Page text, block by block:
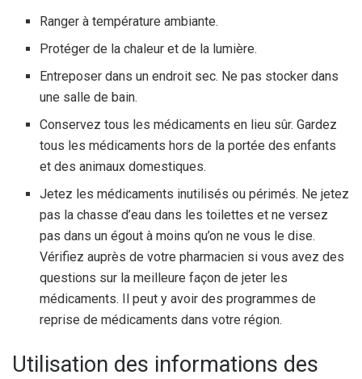
Ranger à température ambiante.
Protéger de la chaleur et de la lumière.
Entreposer dans un endroit sec. Ne pas stocker dans
une salle de bain.
Conservez tous les médicaments en lieu sûr. Gardez
tous les médicaments hors de la portée des enfants
et des animaux domestiques.
Jetez les médicaments inutilisés ou périmés. Ne jetez
pas la chasse d’eau dans les toilettes et ne versez
pas dans un égout à moins qu’on ne vous le dise.
Vérifiez auprès de votre pharmacien si vous avez des
questions sur la meilleure façon de jeter les
médicaments. Il peut y avoir des programmes de
reprise de médicaments dans votre région.
Utilisation des informations des